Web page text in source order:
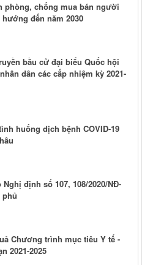
phòng, chống mua bán người
đến năm 2030
bầu cử đại biểu Quốc hội
dân các cấp nhiệm kỳ 2021-
huống dịch bệnh COVID-19
định số 107, 108/2020/NĐ-
phủ
Chương trình mục tiêu Y tế -
2021-2025